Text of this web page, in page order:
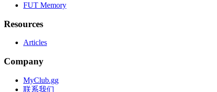
FUT Memory
Resources
Articles
Company
MyClub.gg
联系我们